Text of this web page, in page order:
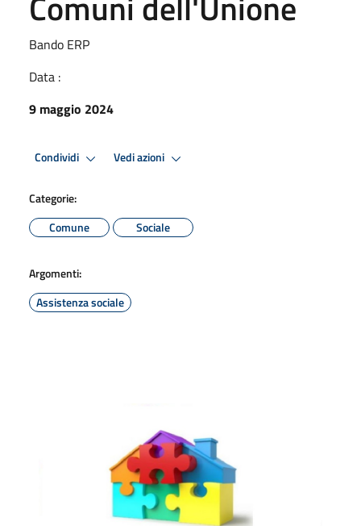
Bando ERP
Data :
9 maggio 2024
Condividi Vedi azioni
Categorie:
Comune
Sociale
Argomenti:
Assistenza sociale